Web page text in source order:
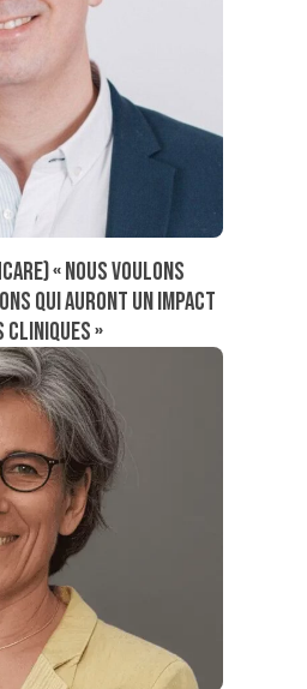
« Nous voulons
qui auront un impact
»